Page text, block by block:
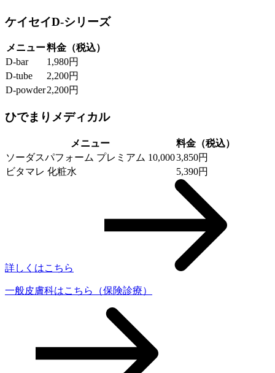
ケイセイD-シリーズ
メニュー料金（税込）
D-bar
1,980円
D-tube
2,200円
D-powder2,200円
ひでまりメディカル
メニュー
料金（税込）
ソーダスパフォーム プレミアム 10,0003,850円
ビタマレ 化粧水
5,390円
詳しくはこちら
一般皮膚科はこちら （保険診療）